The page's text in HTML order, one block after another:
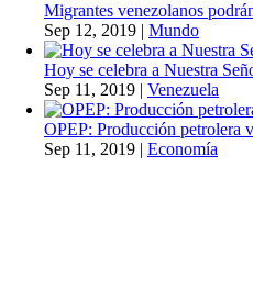
Migrantes venezolanos
Sep 12, 2019 | Mundo
Hoy se celebra a Nuestra
Sep 11, 2019 | Venezuela
OPEP: Producción petrolera
Sep 11, 2019 | Economía